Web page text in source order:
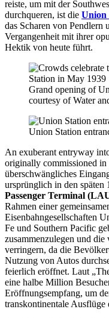
reiste, um mit der
durchqueren, ist die Union
das Scharen von Pendlern
Vergangenheit mit ihrer
Hektik von heute führt.
Grand opening of
courtesy of Water
Union Station
An exuberant entryway
originally commissioned
überschwängliches
ursprünglich in den späten
Passenger Terminal
Rahmen einer
Eisenbahngesellschaften
Fe und Southern Pacific
zusammenzulegen und die
verringern, da die
Nutzung von Autos
feierlich eröffnet. Laut
eine halbe Million
Eröffnungsempfang, um
transkontinentale Ausflüge